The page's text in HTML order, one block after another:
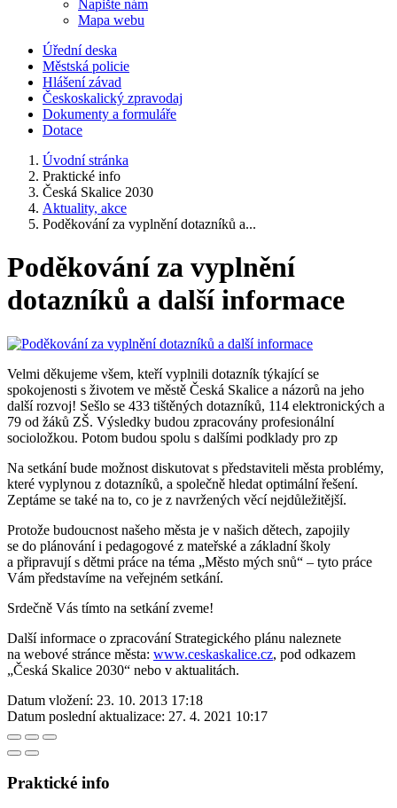
Napište nám
Mapa webu
Úřední deska
Městská policie
Hlášení závad
Českoskalický zpravodaj
Dokumenty a formuláře
Dotace
Úvodní stránka
Praktické info
Česká Skalice 2030
Aktuality, akce
Poděkování za vyplnění dotazníků a...
Poděkování za vyplnění
dotazníků a další informace
Velmi děkujeme všem, kteří vyplnili dotazník týkající se
spokojenosti s životem ve městě Česká Skalice a názorů na jeho
další rozvoj! Sešlo se 433 tištěných dotazníků, 114 elektronických a
79 od žáků ZŠ. Výsledky budou zpracovány profesionální
socioložkou. Potom budou spolu s dalšími podklady pro zp
Na setkání bude možnost diskutovat s představiteli města problémy,
které vyplynou z dotazníků, a společně hledat optimální řešení.
Zeptáme se také na to, co je z navržených věcí nejdůležitější.
Protože budoucnost našeho města je v našich dětech, zapojily
se do plánování i pedagogové z mateřské a základní školy
a připravují s dětmi práce na téma „Město mých snů“ – tyto práce
Vám představíme na veřejném setkání.
Srdečně Vás tímto na setkání zveme!
Další informace o zpracování Strategického plánu naleznete
na webové stránce města: www.ceskaskalice.cz, pod odkazem
„Česká Skalice 2030“ nebo v aktualitách.
Datum vložení: 23. 10. 2013 17:18
Datum poslední aktualizace: 27. 4. 2021 10:17
Praktické info